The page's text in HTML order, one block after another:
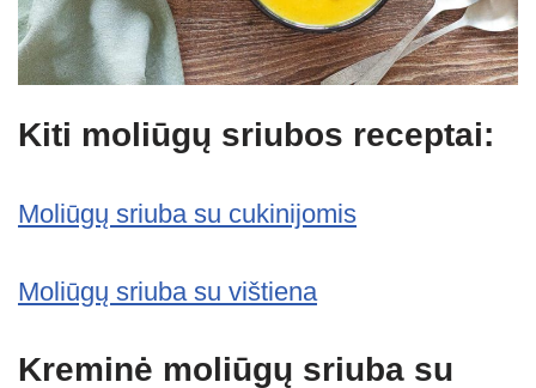
Kiti moliūgų sriubos receptai:
Moliūgų sriuba su cukinijomis
Moliūgų sriuba su vištiena
Kreminė moliūgų sriuba su